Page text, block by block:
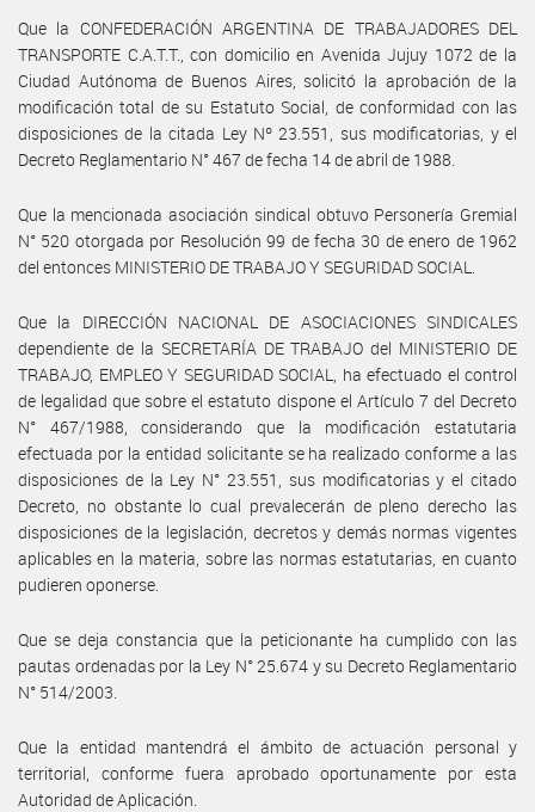
Que la CONFEDERACIÓN ARGENTINA DE TRABAJADORES DEL
TRANSPORTE C.A.T.T., con domicilio en Avenida Jujuy 1072 de la
Ciudad Autónoma de Buenos Aires, solicitó la aprobación de la
modificación total de su Estatuto Social, de conformidad con las
disposiciones de la citada Ley Nº 23.551, sus modificatorias, y el
Decreto Reglamentario N° 467 de fecha 14 de abril de 1988.
Que la mencionada asociación sindical obtuvo Personería Gremial
N° 520 otorgada por Resolución 99 de fecha 30 de enero de 1962
del entonces MINISTERIO DE TRABAJO Y SEGURIDAD SOCIAL.
Que la DIRECCIÓN NACIONAL DE ASOCIACIONES SINDICALES
dependiente de la SECRETARÍA DE TRABAJO del MINISTERIO DE
TRABAJO, EMPLEO Y SEGURIDAD SOCIAL, ha efectuado el control
de legalidad que sobre el estatuto dispone el Artículo 7 del Decreto
N° 467/1988, considerando que la modificación estatutaria
efectuada por la entidad solicitante se ha realizado conforme a las
disposiciones de la Ley N° 23.551, sus modificatorias y el citado
Decreto, no obstante lo cual prevalecerán de pleno derecho las
disposiciones de la legislación, decretos y demás normas vigentes
aplicables en la materia, sobre las normas estatutarias, en cuanto
pudieren oponerse.
Que se deja constancia que la peticionante ha cumplido con las
pautas ordenadas por la Ley N° 25.674 y su Decreto Reglamentario
N° 514/2003.
Que la entidad mantendrá el ámbito de actuación personal y
territorial, conforme fuera aprobado oportunamente por esta
Autoridad de Aplicación.